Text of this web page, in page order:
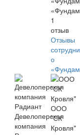
1
отзыв
Отзывы
о
Девелоперская
компания
ООО
"СК
Кровля"